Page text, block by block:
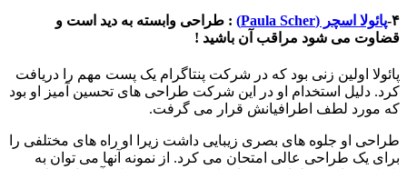
۴- پائولا اسچر (Paula Scher)
: طراحی وابسته به دید است و
قضاوت می شود مراقب آن باشید !
پائولا اولین زنی بود که در شرکت پنتاگرام یک پست مهم را دریافت
کرد. دلیل استخدام او در این شرکت طراحی های تحسین آمیز او بود
که مورد لطف اطرافیانش قرار می گرفت.
طراحی او جلوه های بصری زیبایی داشت زیرا او راه های مختلفی را
برای یک طراحی عالی امتحان می کرد. از نمونه آنها می توان به